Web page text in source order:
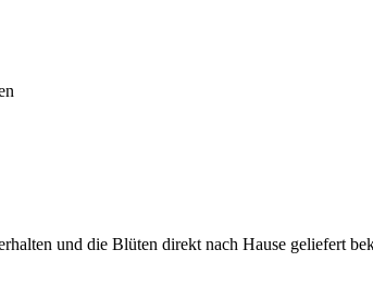
und die Blüten direkt nach Hause geliefert